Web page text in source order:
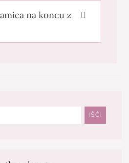
na koncu z
IŠČI